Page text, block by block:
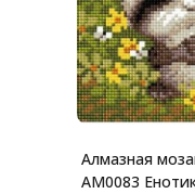
Алмазная
АМ0083